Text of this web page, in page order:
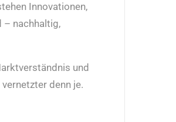
Innovationen,
– nachhaltig,
und
denn je.